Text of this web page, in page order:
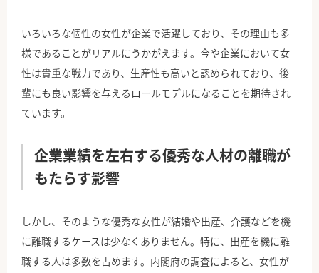
いろいろな個性の女性が企業で活躍しており、その理由も多
様であることがリアルにうかがえます。今や企業において女
性は貴重な戦力であり、生産性も高いと認められており、後
輩にも良い影響を与えるロールモデルになることを期待され
ています。
企業業績を左右する優秀な人材の離職が
もたらす影響
しかし、そのような優秀な女性が結婚や出産、介護などを機
に離職するケースは少なくありません。特に、出産を機に離
職する人は多数を占めます。内閣府の調査によると、女性が